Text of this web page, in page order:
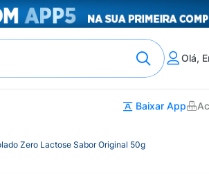
Olá,
Baixar App
Zero Lactose Sabor Original 50g